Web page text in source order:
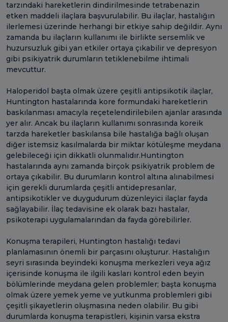
tarzındaki hareketlerin dindirilmesinde tetrabenazin
etken maddeli ilaçlara başvurulabilir. Bu ilaçlar, hastalığın
ilerlemesi üzerinde herhangi bir etkiye sahip değildir. Aynı
zamanda bu ilaçların kullanımı ile birlikte sersemlik ve
huzursuzluk gibi yan etkiler ortaya çıkabilir ve depresyon
gibi psikiyatrik durumların tetiklenebilme ihtimali
mevcuttur.
Haloperidol başta olmak üzere çeşitli antipsikotik ilaçlar,
Huntington hastalarında kore formundaki hareketlerin
baskılanması amacıyla reçetelendirilebilen ajanlar arasında
yer alır. Ancak bu ilaçların kullanımı sonrasında koreik
tarzda hareketler baskılansa bile hastalığa bağlı oluşan
diğer istemsiz kasılmalarda bir miktar kötüleşme meydana
gelebileceği için dikkatli olunmalıdır.Huntington
hastalarında aynı zamanda birçok psikiyatrik problem de
ortaya çıkabilir. Bu durumların kontrol altına alınabilmesi
için gerekli durumlarda çeşitli antidepresanlar,
antipsikotikler ve duygudurum düzenleyici ilaçlar fayda
sağlayabilir. İlaç tedavisine ek olarak bazı hastalar,
psikoterapi uygulamalarından da fayda görebilirler.
Konuşma terapileri, Huntington hastalığı tedavi
planlamasının önemli bir parçasını oluşturur. Hastalığın
seyri sırasında beyindeki konuşma merkezleri veya ağız
içerisinde konuşma ile ilgili kasları kontrol eden beyin
bölümlerinde meydana gelen problemler; başta konuşma
olmak üzere yemek yeme ve yutkunma problemleri gibi
çeşitli şikayetlerin oluşmasına neden olabilir. Bu gibi
durumlarda konuşma terapistleri, kişinin varsa ekstra